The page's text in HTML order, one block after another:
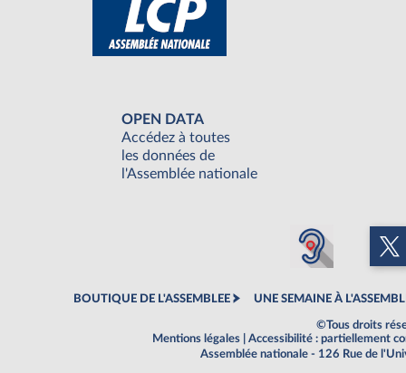
OPEN DATA
Accédez à toutes
les données de
l'Assemblée nationale
BOUTIQUE DE L'ASSEMBLEE UNE SEMAINE À
©Tous droits
Mentions légales
Accessibilité : partiellement
Assemblée nationale - 126 Rue de